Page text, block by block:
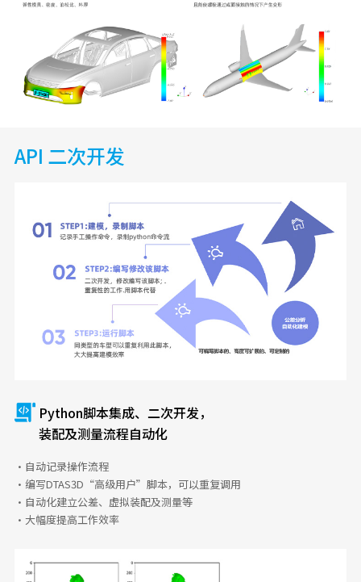
API 二次开发
Python脚本集成、二次开发，
装配及测量流程自动化
·自动记录操作流程
·编写DTAS3D“高级用户”脚本，可以重复调用
·自动化建立公差、虚拟装配及测量等
·大幅度提高工作效率